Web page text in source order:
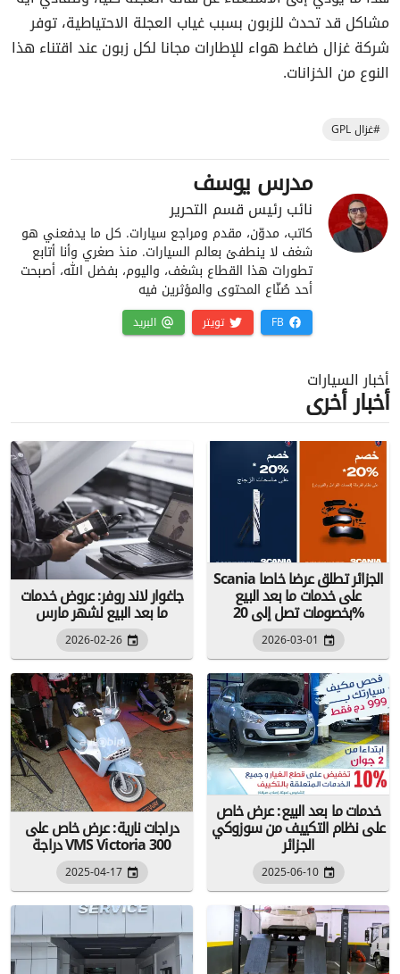
مشاكل قد تحدث للزبون بسبب غياب العجلة الاحتياطية، توفر
شركة غزال ضاغط هواء للإطارات مجانا لكل زبون عند اقتناء هذا
النوع من الخزانات.
#غزال GPL
مدرس يوسف
نائب رئيس قسم التحرير
كاتب، مدوّن، مقدم ومراجع سيارات. كل ما يدفعني هو
شغف لا ينطفئ بعالم السيارات. منذ صغري وأنا أتابع
تطورات هذا القطاع بشغف، واليوم، بفضل الله، أصبحت
أحد صُنّاع المحتوى والمؤثرين فيه
FB تويتر البريد
أخبار السيارات
أخبار أخرى
Scania الجزائر تطلق عرضا خاصا
على خدمات ما بعد البيع
بخصومات تصل إلى 20%
2026-03-01
جاغوار لاند روفر: عروض خدمات
ما بعد البيع لشهر مارس
2026-02-26
خدمات ما بعد البيع: عرض خاص
على نظام التكييف من سوزوكي
الجزائر
2025-06-10
دراجات نارية: عرض خاص على
دراجة VMS Victoria 300
2025-04-17